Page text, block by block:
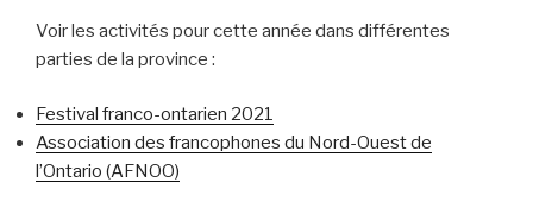
Voir les activités pour cette année dans différentes
parties de la province :
Festival franco-ontarien 2021
Association des francophones du Nord-Ouest de
l’Ontario (AFNOO)